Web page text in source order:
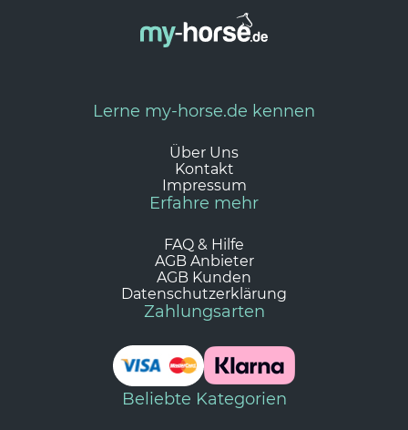
Lerne my-horse.de kennen
Über Uns
Kontakt
Impressum
Erfahre mehr
FAQ & Hilfe
AGB Anbieter
AGB Kunden
Datenschutzerklärung
Zahlungsarten
Beliebte Kategorien